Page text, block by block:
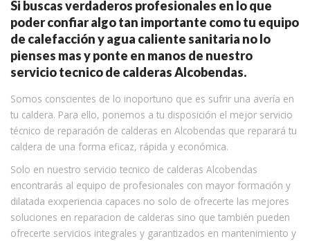
Si buscas verdaderos profesionales en lo que
poder confiar algo tan importante como tu equipo
de calefacción y agua caliente sanitaria no lo
pienses mas y ponte en manos de nuestro
servicio tecnico de calderas Alcobendas.
Somos conscientes de lo inoportuno que es sufrir una avería en
tu caldera. Para ello, ponemos a tu disposición el mejor servicio
técnico de reparación de calderas en Alcobendas que reparará tu
caldera de una forma eficaz, rápida y económica.
Solo en nuestro servicio tecnico de calderas Alcobendas
encontrarás al equipo de profesionales con mayor formación y
dilatada exxperiencia capaces no solo de ofrecerte las mejores
soluciones en reparacion de calderas sino que también pueden
ofrecerte servicios integrales y garantizados en mantenimiento y